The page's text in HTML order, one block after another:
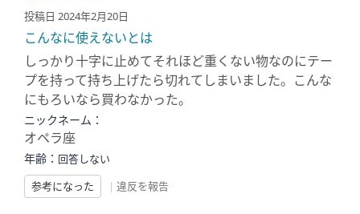
投稿日 2024年2月20日
こんなに使えないとは
しっかり十字に止めてそれほど重くない物なのにテー
プを持って持ち上げたら切れてしまいました。こんな
にもろいなら買わなかった。
ニックネーム：
オペラ座
年齢： 回答しない
参考になった
| 違反を報告